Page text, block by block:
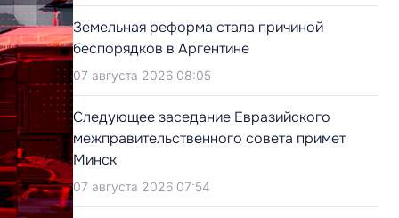
Земельная реформа стала причиной
беспорядков в Аргентине
07 августа 2026 08:05
Следующее заседание Евразийского
межправительственного совета примет
Минск
07 августа 2026 07:54